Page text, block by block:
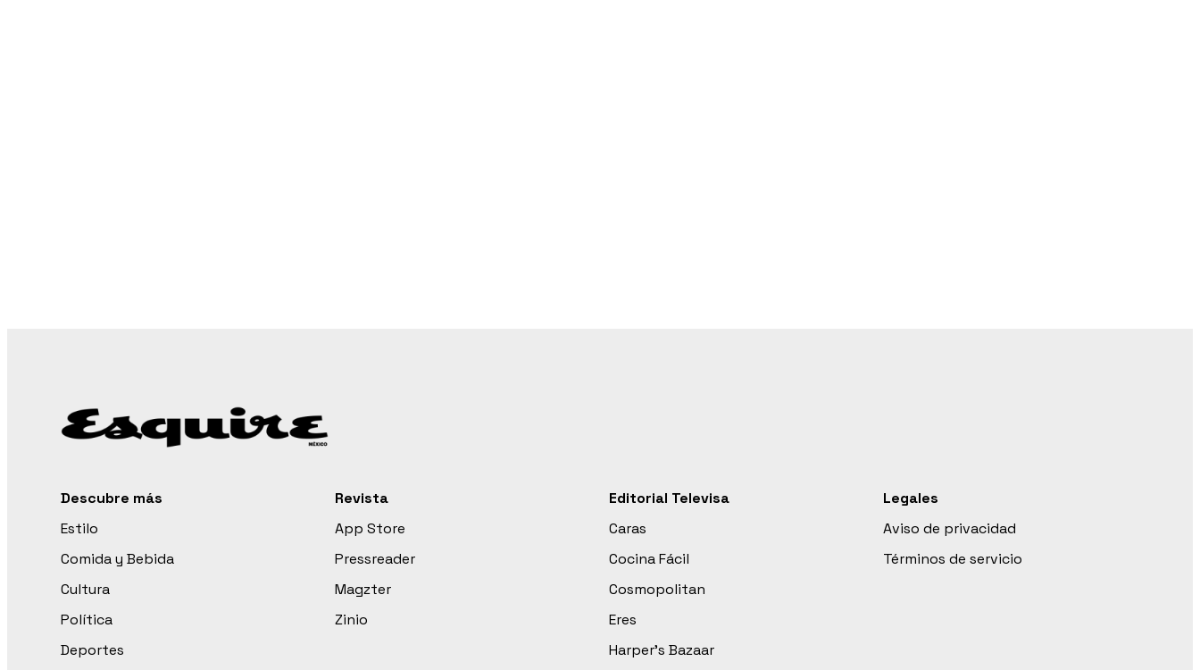
Descubre más
Estilo
Comida y Bebida
Cultura
Política
Deportes
Revista
App Store
Pressreader
Magzter
Zinio
Editorial Televisa
Caras
Cocina Fácil
Cosmopolitan
Eres
Harper’s Bazaar
Legales
Aviso de privacidad
Términos de servicio